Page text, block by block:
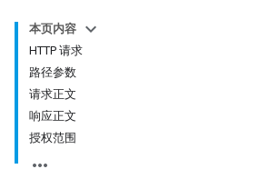
本页内容
HTTP 请求
路径参数
请求正文
响应正文
授权范围